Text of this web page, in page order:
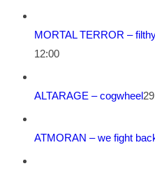
MORTAL TERROR –
12:00
ALTARAGE – cogwheel
ATMORAN – we fight